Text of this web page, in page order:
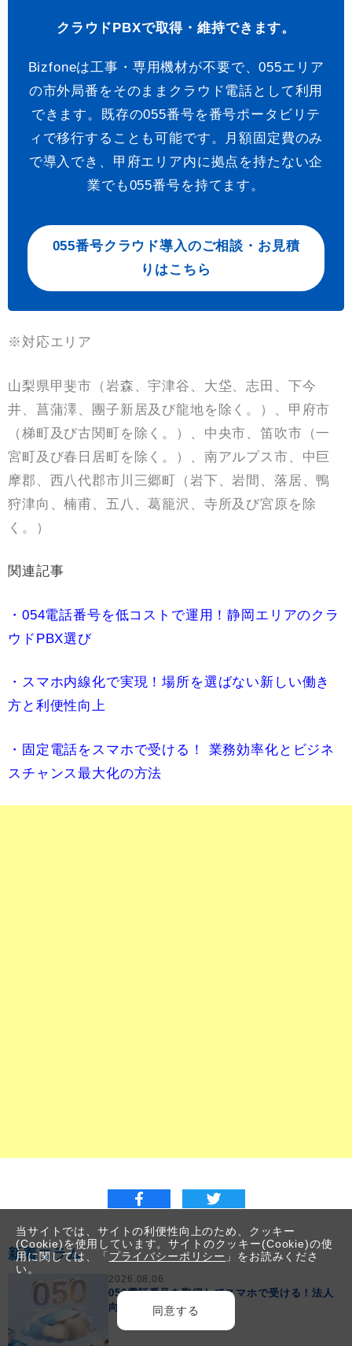
クラウドPBXで取得・維持できます。
Bizfoneは工事・専用機材が不要で、055エリア
の市外局番をそのままクラウド電話として利用
できます。既存の055番号を番号ポータビリテ
ィで移行することも可能です。月額固定費のみ
で導入でき、甲府エリア内に拠点を持たない企
業でも055番号を持てます。
055番号クラウド導入のご相談・お見積
りはこちら
※対応エリア
山梨県甲斐市（岩森、宇津谷、大垈、志田、下今
井、菖蒲澤、團子新居及び龍地を除く。）、甲府市
（梯町及び古関町を除く。）、中央市、笛吹市（一
宮町及び春日居町を除く。）、南アルプス市、中巨
摩郡、西八代郡市川三郷町（岩下、岩間、落居、鴨
狩津向、楠甫、五八、葛籠沢、寺所及び宮原を除
く。）
関連記事
・054電話番号を低コストで運用！静岡エリアのクラ
ウドPBX選び
・スマホ内線化で実現！場所を選ばない新しい働き
方と利便性向上
・固定電話をスマホで受ける！ 業務効率化とビジネ
スチャンス最大化の方法
新着コラム
2026.08.06
050電話番号を取得してスマホで受ける！法人
向けクラウド電話を解説
当サイトでは、サイトの利便性向上のため、クッキー
(Cookie)を使用しています。サイトのクッキー(Cookie)の使
用に関しては、「 プライバシーポリシー 」をお読みくださ
い。
同意する